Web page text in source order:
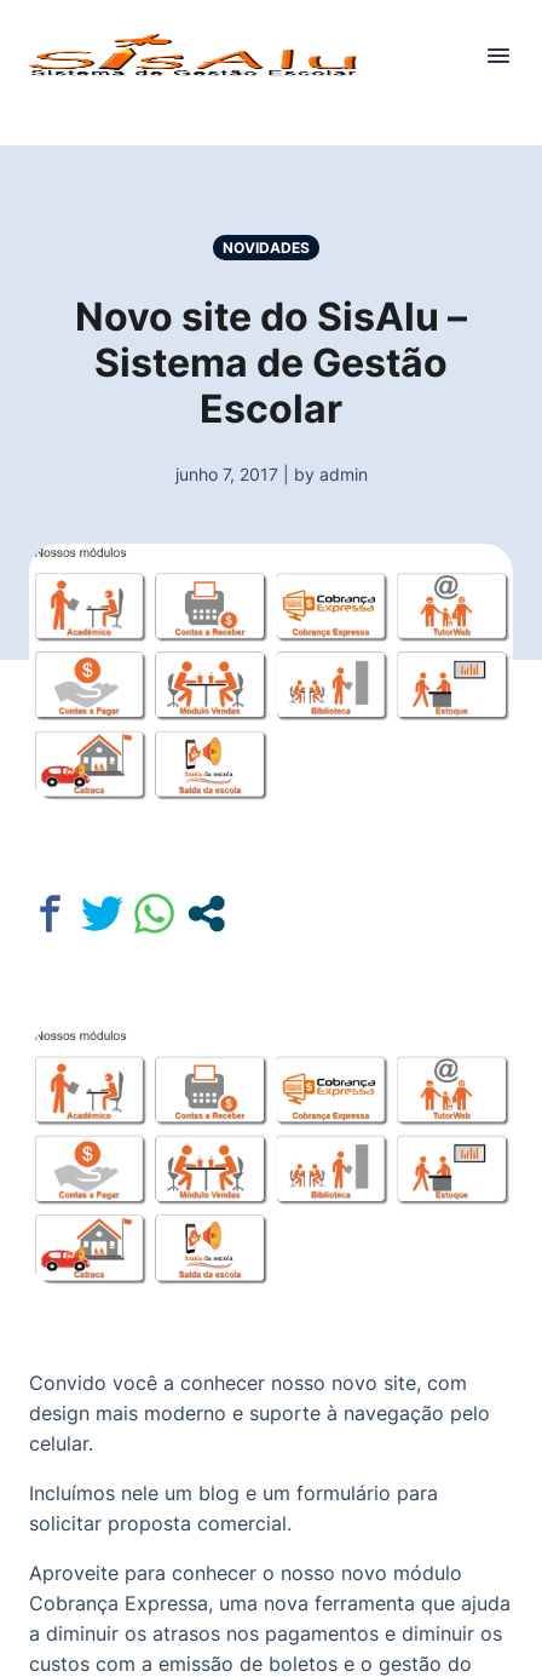
NOVIDADES
Novo site do SisAlu –
Sistema de Gestão
Escolar
junho 7, 2017 | by admin
Convido você a conhecer nosso novo site, com
design mais moderno e suporte à navegação pelo
celular.
Incluímos nele um blog e um formulário para
solicitar proposta comercial.
Aproveite para conhecer o nosso novo módulo
Cobrança Expressa, uma nova ferramenta que ajuda
a diminuir os atrasos nos pagamentos e diminuir os
custos com a emissão de boletos e o gestão do